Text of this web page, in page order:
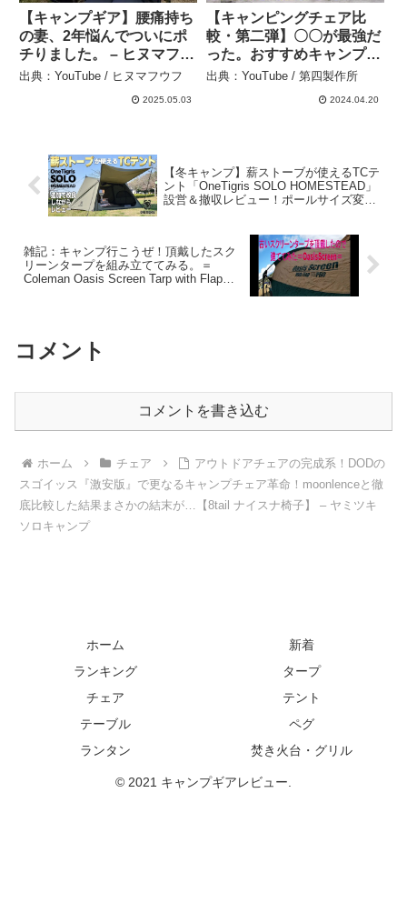
【キャンプギア】腰痛持ち
の妻、2年悩んでついにポ
チりました。 – ヒヌマフウ
フ
出典：YouTube / ヒヌマフウフ
2025.05.03
【キャンピングチェア比
較・第二弾】〇〇が最強だ
った。おすすめキャンプチ
ェアはコレ！！ – 第四製作
出典：YouTube / 第四製作所
2024.04.20
【冬キャンプ】薪ストーブが使えるTCテ
ント「OneTigris SOLO HOMESTEAD」
設営＆撤収レビュー！ポールサイズ変更
雑記：キャンプ行こうぜ！頂戴したスク
リーンタープを組み立ててみる。＝
Coleman Oasis Screen Tarp with Flap
コメント
コメントを書き込む
ホーム チェア
アウトドアチェアの完成系！DODの
スゴイッス『激安版』で更なるキャンプチェア革命！moonlenceと徹
底比較した結果まさかの結末が…【8tail ナイスナ椅子】 – ヤミツキ
ソロキャンプ
ホーム
新着
ランキング
タープ
チェア
テント
テーブル
ペグ
ランタン
焚き火台・グリル
© 2021 キャンプギアレビュー.